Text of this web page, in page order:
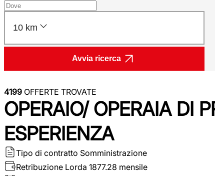
10 km
Avvia ricerca
4199 OFFERTE TROVATE
OPERAIO/ OPERAIA DI
ESPERIENZA
Tipo di contratto Somministrazione
Retribuzione Lorda 1877.28 mensile